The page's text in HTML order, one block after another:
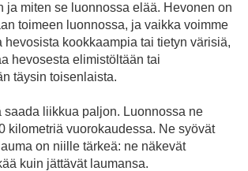
ja miten se luonnossa elää. Hevonen on
toimeen luonnossa, ja vaikka voimme
hevosista kookkaampia tai tietyn värisiä,
hevosesta elimistöltään tai
täysin toisenlaista.
saada liikkua paljon. Luonnossa ne
kilometriä vuorokaudessa. Ne syövät
on niille tärkeä: ne näkevät
kuin jättävät laumansa.